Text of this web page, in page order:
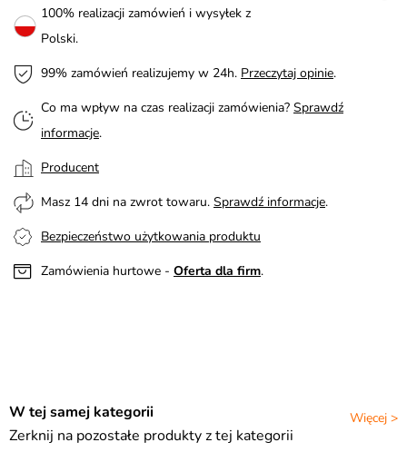
100% realizacji zamówień i wysyłek z
Polski.
99% zamówień realizujemy w 24h. Przeczytaj opinie.
Co ma wpływ na czas realizacji zamówienia? Sprawdź
informacje.
Producent
Masz 14 dni na zwrot towaru. Sprawdź informacje.
Bezpieczeństwo użytkowania produktu
Zamówienia hurtowe - Oferta dla firm.
Więcej >
W tej samej kategorii
Zerknij na pozostałe produkty z tej kategorii